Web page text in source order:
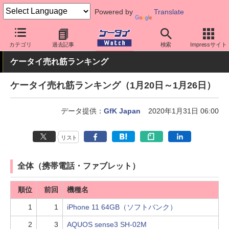
Powered by Translate
カテゴリ 過去記事 検索 Impressサイト
ケータイ Watch 業界動向 調査
ケータイ売れ筋ランキング
ケータイ売れ筋ランキング（1月20日～1月26日）
データ提供：GfK Japan 2020年1月31日 06:00
リスト
全体（携帯電話・ファブレット）
順位 前回 機種名
1 1 iPhone 11 64GB（ソフトバンク）
2 3 AQUOS sense3 SH-02M